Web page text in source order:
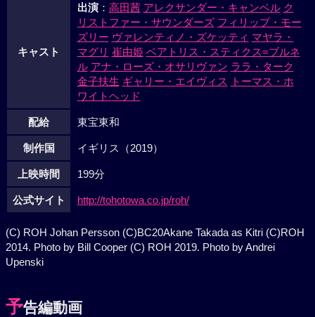
キャスト
出演： 高田茜 アレクサンダー・キャンベル ク
リストファー・サウンダーズ フィリップ・モー
ズリー ヴァレンティノ・ズケッティ マヤラ・
マグリ 崔由姫 ベアトリス・スティクス=ブルネ
ル アナ・ローズ・オサリヴァン ララ・ターク
金子扶生 ギャリー・エイヴィス
トーマス・ホ
ワイトヘッド
配給 東宝東和
制作国 イギリス（2019）
上映時間 199分
公式サイト http://tohotowa.co.jp/roh/
(C) ROH Johan Persson (C)BC20Akane Takada as Kitri (C)ROH
2014. Photo by Bill Cooper (C) ROH 2019. Photo by Andrei
Upenski
予告編動画